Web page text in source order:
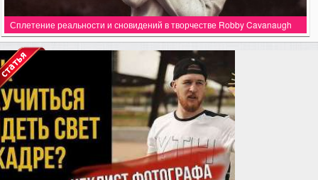
Сплетение реальности и сновидений в творчестве Robby Cavanaugh